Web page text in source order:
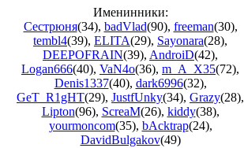
Именинники:
Сестрюня(34), badVlad(90), freeman(30),
tembl4(39), ELITA(29), Sayonara(28),
DEEPOFRAIN(39), AndroiD(42),
Logan666(40), VaN4o(36), m_A_X35(72),
Denis1337(40), dark6996(32),
GeT_R1gHT(29), JustfUnky(34), Grazy(28),
Lipton(96), ScreaM(26), kiddy(38),
yourmoncom(35), bAcktrap(24),
DavidBulgakov(49)